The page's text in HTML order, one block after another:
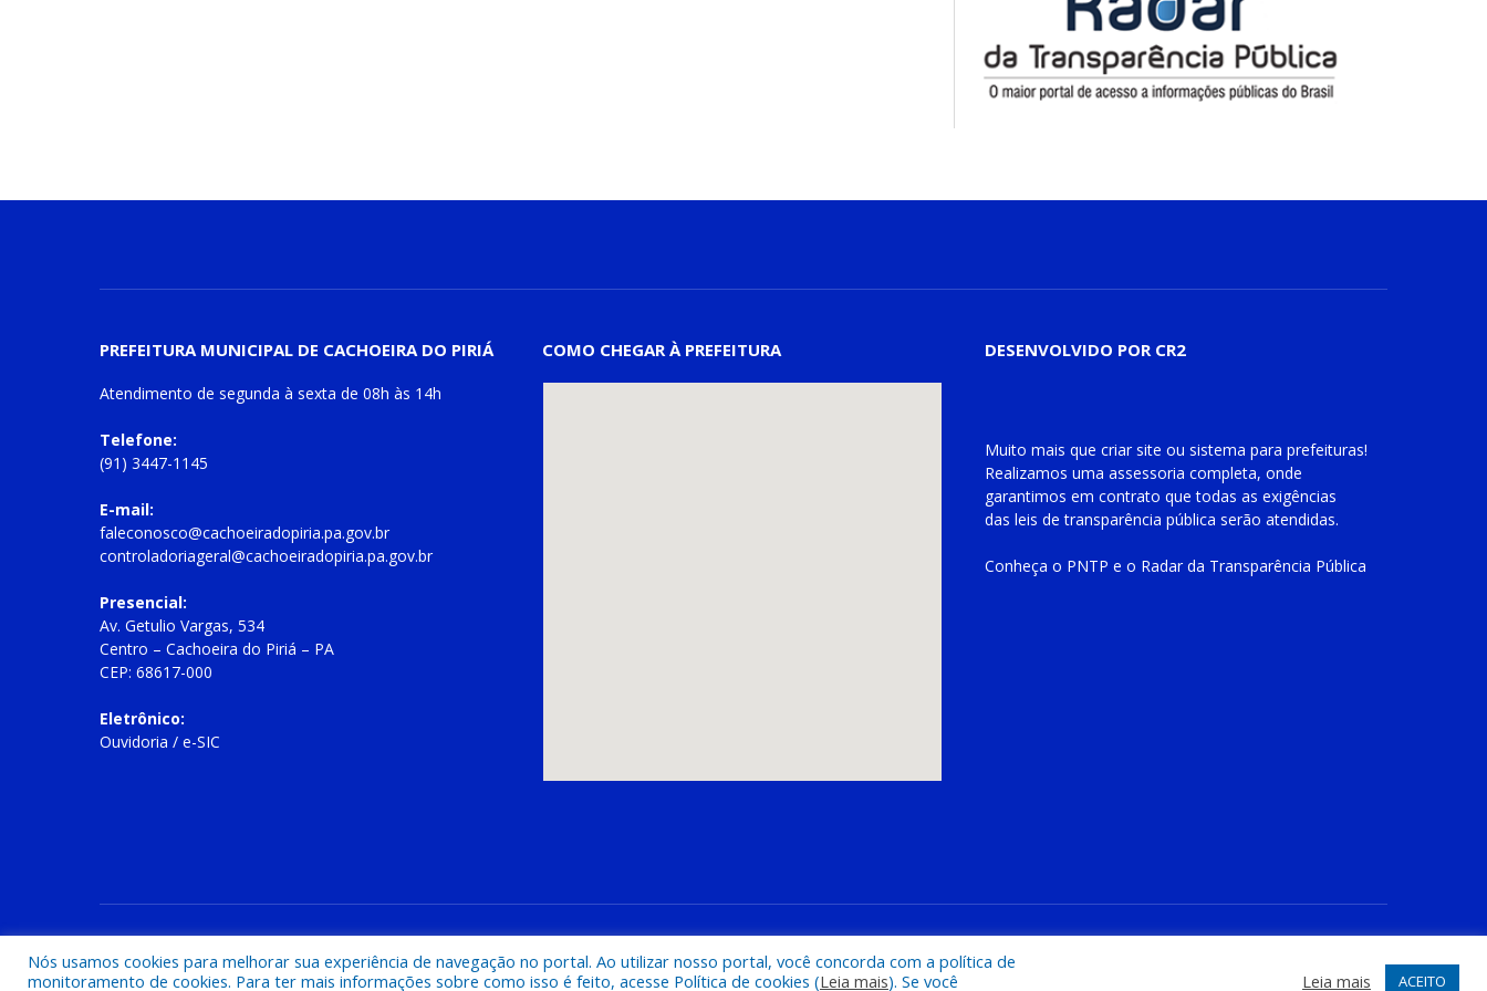
PREFEITURA MUNICIPAL DE CACHOEIRA DO PIRIÁ
Atendimento de segunda à sexta de 08h às 14h
Telefone:
(91) 3447-1145
E-mail:
faleconosco@cachoeiradopiria.pa.gov.br
controladoriageral@cachoeiradopiria.pa.gov.br
Presencial:
Av. Getulio Vargas, 534
Centro – Cachoeira do Piriá – PA
CEP: 68617-000
Eletrônico:
Ouvidoria / e-SIC
COMO CHEGAR À PREFEITURA DESENVOLVIDO POR CR2
Muito mais que criar site ou sistema para prefeituras!
Realizamos uma assessoria completa, onde
garantimos em contrato que todas as exigências
das leis de transparência pública serão atendidas.
Conheça o PNTP e o Radar da Transparência Pública
Nós usamos cookies para melhorar sua experiência de navegação no portal. Ao utilizar nosso portal, você concorda com a política de
monitoramento de cookies. Para ter mais informações sobre como isso é feito, acesse Política de cookies (Leia mais). Se você
Leia mais ACEITO